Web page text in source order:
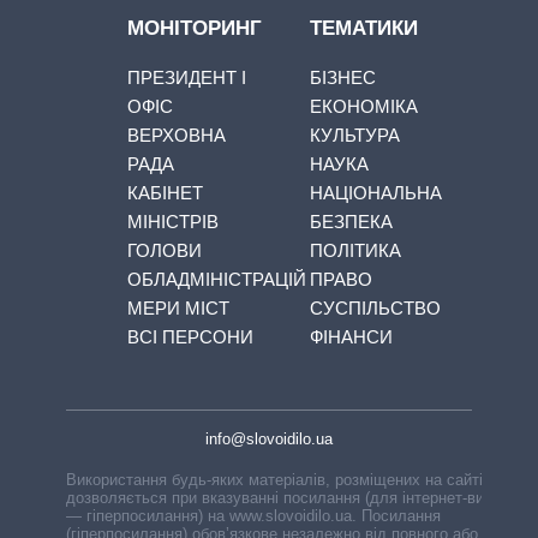
МОНІТОРИНГ
ПРЕЗИДЕНТ І
ОФІС
ВЕРХОВНА
РАДА
КАБІНЕТ
МІНІСТРІВ
ГОЛОВИ
ОБЛАДМІНІСТРАЦІЙ
МЕРИ МІСТ
ВСІ ПЕРСОНИ
ТЕМАТИКИ
БІЗНЕС
ЕКОНОМІКА
КУЛЬТУРА
НАУКА
НАЦІОНАЛЬНА
БЕЗПЕКА
ПОЛІТИКА
ПРАВО
СУСПІЛЬСТВО
ФІНАНСИ
info@slovoidilo.ua
Використання будь-яких матеріалів, розміщених на сайті,
дозволяється при вказуванні посилання (для інтернет-видань
— гіперпосилання) на www.slovoidilo.ua. Посилання
(гіперпосилання) обов’язкове незалежно від повного або